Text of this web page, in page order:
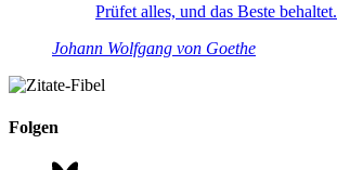
Prüfet alles, und das Beste behaltet.
Johann Wolfgang von Goethe
Folgen